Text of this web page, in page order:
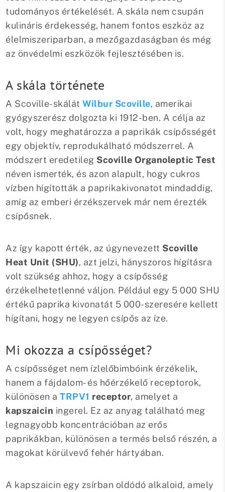
15. Red Savina Habanero – 577.000
SHU
16. Habanero Chocolate – 425.000
SHU
17. Fatalii – 400.000 SHU
18. Devil's Tongue – 325.000 SHU
20. Orange Habanero – 300.000 SHU
🔗 Kapcsolódó tartalmak:
0 hozzászólás
Egy hozzászólás elküldése Válasz
megszakítása
tudományos értékelését. A skála nem csupán
kulináris érdekesség, hanem fontos eszköz az
élelmiszeriparban, a mezőgazdaságban és még
az önvédelmi eszközök fejlesztésében is.
A skála története
A Scoville-skálátWilbur Scoville, amerikai
gyógyszerész dolgozta ki 1912-ben. A célja az
volt, hogy meghatározza a paprikák csípősségét
egy objektív, reprodukálható módszerrel. A
módszert eredetileg Scoville Organoleptic Test
néven ismerték, és azon alapult, hogy cukros
vízben hígították a paprikakivonatot mindaddig,
amíg az emberi érzékszervek már nem érezték
csípősnek.
Az így kapott érték, az úgynevezett Scoville
Heat Unit (SHU), azt jelzi, hányszoros hígításra
volt szükség ahhoz, hogy a csípősség
érzékelhetetlenné váljon. Például egy 5 000 SHU
értékű paprika kivonatát 5 000-szeresére kellett
hígítani, hogy ne legyen csípős az íze.
Mi okozza a csípősséget?
A csípősséget nem ízlelőbimbóink érzékelik,
hanem a fájdalom- és hőérzékelő receptorok,
különösen aTRPV1 receptor, amelyet a
kapszaicin ingerel. Ez az anyag található meg
legnagyobb koncentrációban az erős
paprikákban, különösen a termés belső részén, a
magokat körülvevő fehér hártyában.
A kapszaicin egy zsírban oldódó alkaloid, amely